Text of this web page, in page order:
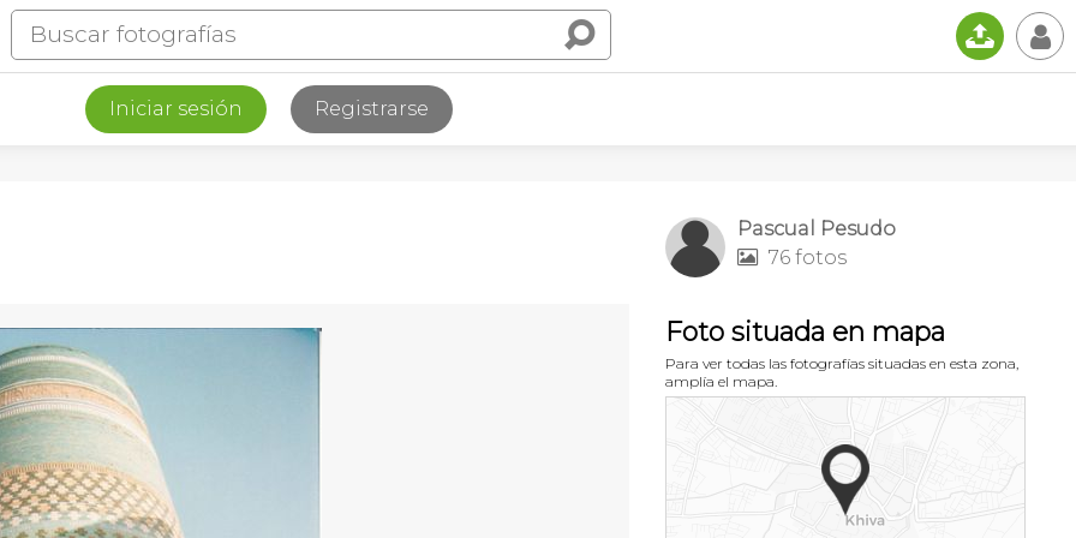
📤 👤
Iniciar sesión Registrarse
Pascual Pesudo
 76 fotos
Foto situada en mapa
Para ver todas las fotografías situadas en esta zona,
amplía el mapa.